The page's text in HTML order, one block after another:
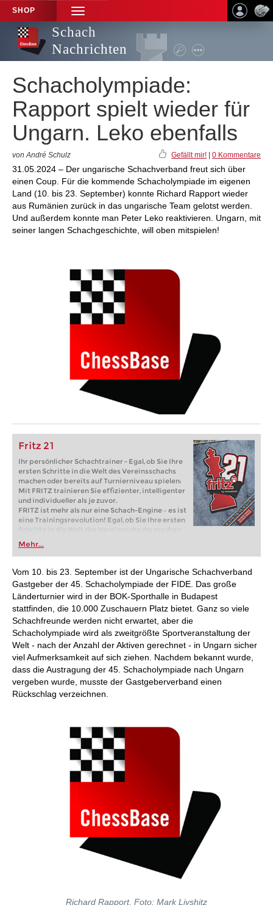
SHOP
TOGGLE
NAVIGATION
Schach
Nachrichten
Schacholympiade:
Rapport spielt wieder für
Ungarn. Leko ebenfalls
von André Schulz Gefällt mir! 0 Kommentare
31.05.2024 – Der ungarische Schachverband freut sich über
einen Coup. Für die kommende Schacholympiade im eigenen
Land (10. bis 23. September) konnte Richard Rapport wieder
aus Rumänien zurück in das ungarische Team gelotst werden.
Und außerdem konnte man Peter Leko reaktivieren. Ungarn, mit
seiner langen Schachgeschichte, will oben mitspielen!
Fritz 21
Ihr persönlicher Schachtrainer - Egal, ob Sie Ihre
ersten Schritte in die Welt des Vereinsschachs
machen oder bereits auf Turnierniveau spielen:
Mit FRITZ trainieren Sie effizienter, intelligenter
und individueller als je zuvor.
FRITZ ist mehr als nur eine Schach-Engine – es ist
eine Trainingsrevolution! Egal, ob Sie Ihre ersten
Schritte in die Welt des Vereinsschachs machen
oder bereits auf Turnierniveau spielen: Mit
FRITZ trainieren Sie effizienter, intelligenter und
individueller als je zuvor.
Mehr...
Vom 10. bis 23. September ist der Ungarische Schachverband
Gastgeber der 45. Schacholympiade der FIDE. Das große
Länderturnier wird in der BOK-Sporthalle in Budapest
stattfinden, die 10.000 Zuschauern Platz bietet. Ganz so viele
Schachfreunde werden nicht erwartet, aber die
Schacholympiade wird als zweitgrößte Sportveranstaltung der
Welt - nach der Anzahl der Aktiven gerechnet - in Ungarn sicher
viel Aufmerksamkeit auf sich ziehen. Nachdem bekannt wurde,
dass die Austragung der 45. Schacholympiade nach Ungarn
vergeben wurde, musste der Gastgeberverband einen
Rückschlag verzeichnen.
Richard Rapport, Foto: Mark Livshitz